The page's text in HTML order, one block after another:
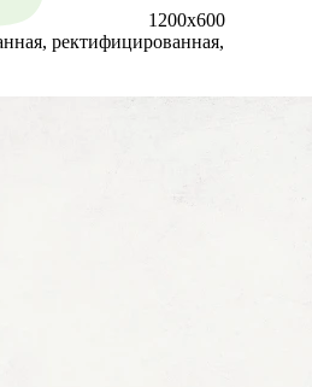
1200x600
ректифицированная,